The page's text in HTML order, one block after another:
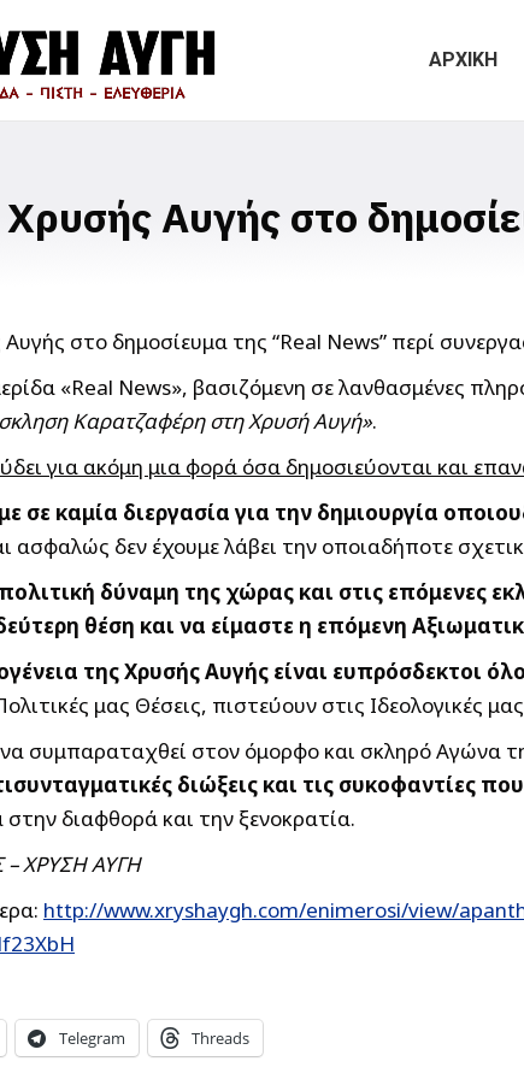
ΑΡΧΙΚΗ
Αυγής στο
«Real News», βασιζόμενη σε λανθασμένες
Καρατζαφέρη στη Χρυσή Αυγή».
για ακόμη μια φορά όσα δημοσιεύονται και
σε καμία διεργασία για την δημιουργία
ασφαλώς δεν έχουμε λάβει την οποιαδήποτε
πολιτική δύναμη της χώρας και στις
θέση και να είμαστε η επόμενη
της Χρυσής Αυγής είναι ευπρόσδεκτοι
μας Θέσεις, πιστεύουν στις Ιδεολογικές
συμπαραταχθεί στον όμορφο και σκληρό Αγώνα
διώξεις και τις συκοφαντίες
διαφθορά και την ξενοκρατία.
ΧΡΥΣΗ ΑΥΓΗ
http://www.xryshaygh.com/enimerosi/view/
Telegram Threads